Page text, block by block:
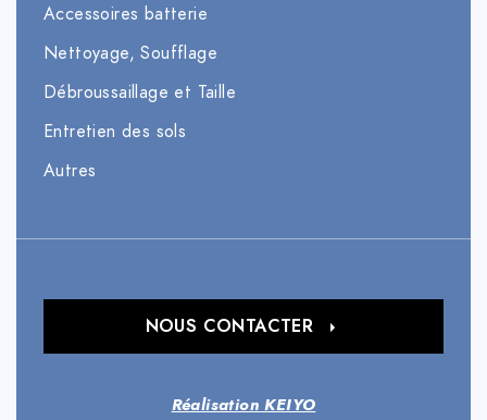
Accessoires batterie
Nettoyage, Soufflage
Débroussaillage et Taille
Entretien des sols
Autres
Réalisation KEIYO
NOUS CONTACTER